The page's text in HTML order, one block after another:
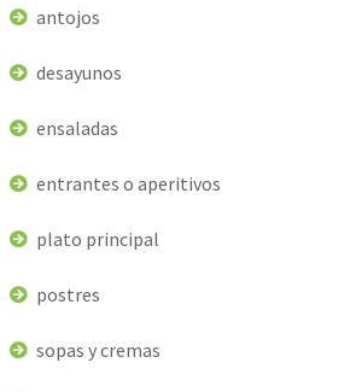
antojos
desayunos
ensaladas
entrantes o aperitivos
plato principal
postres
sopas y cremas